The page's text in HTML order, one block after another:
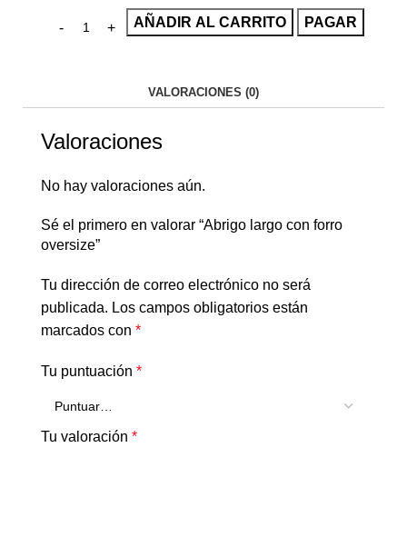
AÑADIR AL CARRITO PAGAR
VALORACIONES (0)
Valoraciones
No hay valoraciones aún.
Sé el primero en valorar “Abrigo largo con forro
oversize”
Tu dirección de correo electrónico no será
publicada. Los campos obligatorios están
marcados con *
Tu puntuación *
Tu valoración *